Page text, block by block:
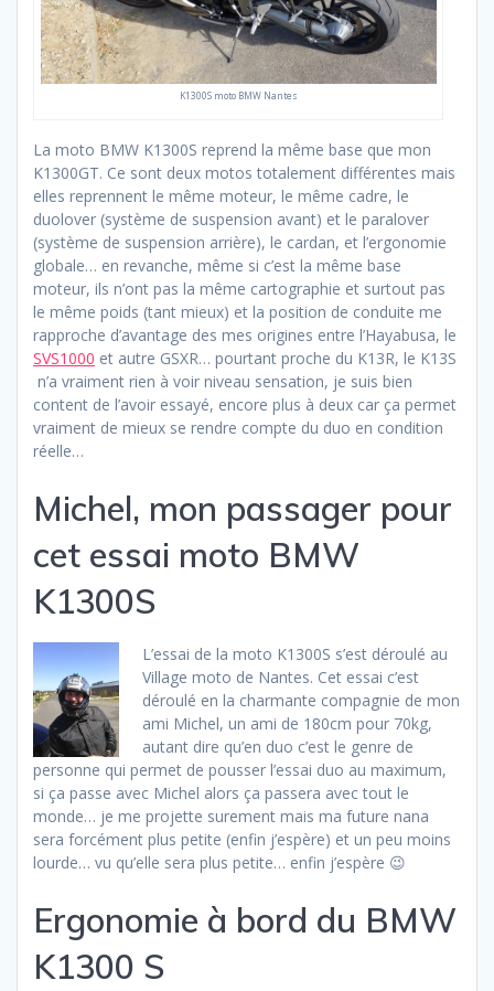
K1300S moto BMW Nantes
La moto BMW K1300S reprend la même base que mon
K1300GT. Ce sont deux motos totalement différentes mais
elles reprennent le même moteur, le même cadre, le
duolover (système de suspension avant) et le paralover
(système de suspension arrière), le cardan, et l’ergonomie
globale… en revanche, même si c’est la même base
moteur, ils n’ont pas la même cartographie et surtout pas
le même poids (tant mieux) et la position de conduite me
rapproche d’avantage des mes origines entre l’Hayabusa, le
SVS1000 et autre GSXR… pourtant proche du K13R, le K13S
n’a vraiment rien à voir niveau sensation, je suis bien
content de l’avoir essayé, encore plus à deux car ça permet
vraiment de mieux se rendre compte du duo en condition
réelle…
Michel, mon passager pour
cet essai moto BMW
K1300S
L’essai de la moto K1300S s’est déroulé au
Village moto de Nantes. Cet essai c’est
déroulé en la charmante compagnie de mon
ami Michel, un ami de 180cm pour 70kg,
autant dire qu’en duo c’est le genre de
personne qui permet de pousser l’essai duo au maximum,
si ça passe avec Michel alors ça passera avec tout le
monde… je me projette surement mais ma future nana
sera forcément plus petite (enfin j’espère) et un peu moins
lourde… vu qu’elle sera plus petite… enfin j’espère 😉
Ergonomie à bord du BMW
K1300 S